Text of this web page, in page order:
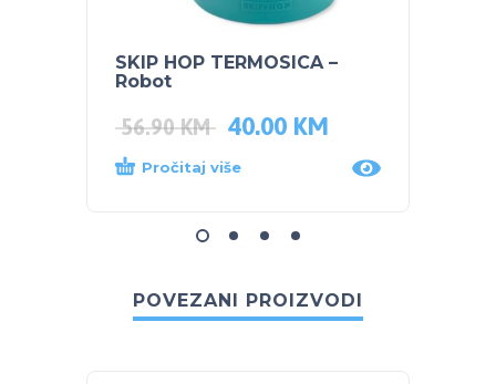
SKIP HOP TERMOSICA –
Robot
56.90KM 40.00 KM
Pročitaj više
POVEZANI PROIZVODI